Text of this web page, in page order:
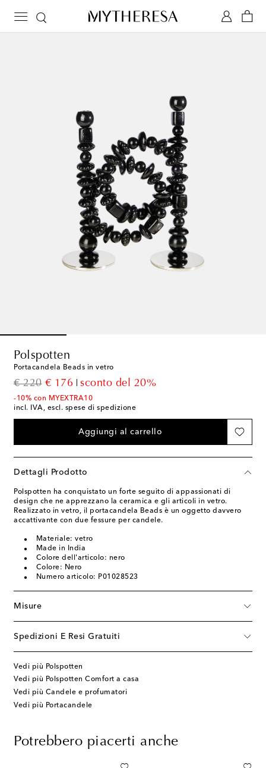
Polspotten
Portacandela Beads in vetro
€ 220
original price
€ 176
discount pricesconto del 20%
-10% con MYEXTRA10
incl. IVA, escl. spese di spedizione
Aggiungi al carrello
Dettagli Prodotto
Polspotten ha conquistato un forte seguito di appassionati di
design che ne apprezzano la ceramica e gli articoli in vetro.
Realizzato in vetro, il portacandela Beads è un oggetto davvero
accattivante con due fessure per candele.
Materiale: vetro
Made in India
Colore dell'articolo: nero
Colore: Nero
Numero articolo: P01028523
Misure
Spedizioni E Resi Gratuiti
Vedi più Polspotten
Vedi più Polspotten Comfort a casa
Vedi più Candele e profumatori
Vedi più Portacandele
Potrebbero piacerti anche